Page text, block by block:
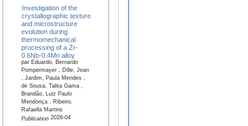
Investigation of the
crystallographic texture
and microstructure
evolution during
thermomechanical
processing of a Zr-
0.6Nb-0.4Mn alloy
par Eduardo, Bernardo
Pompermayer , Dille, Jean
, Jardim, Paula Mendes ,
de Sousa, Talita Gama ,
Brandão, Luiz Paulo
Mendonça , Ribeiro,
Rafaella Martins
Publication2026-04